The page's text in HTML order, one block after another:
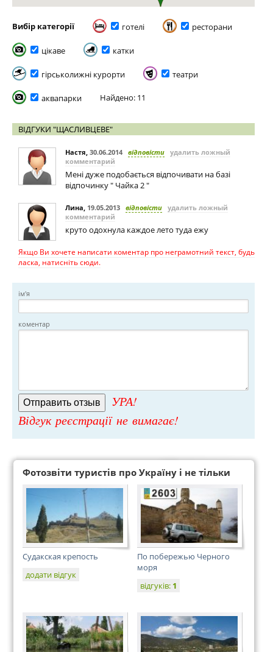
Вибір категорії готелі ресторани
цікаве катки
гірськолижні курорти театри
аквапарки Найдено: 11
ВІДГУКИ "ЩАСЛИВЦЕВЕ"
Настя, 30.06.2014 відповісти удалить ложный
комментарий
Мені дуже подобається відпочивати на базі
відпочинку " Чайка 2 "
Лина, 19.05.2013 відповісти удалить ложный
комментарий
круто одохнула каждое лето туда ежу
Якщо Ви хочете написати коментар про неграмотний текст, будь
ласка, натисніть сюди.
ім'я
коментар
УРА!
Відгук реєстрації не вимагає!
Фотозвіти туристів про Україну і не тільки
Судакская крепость
додати відгук
По побережью Черного
моря
відгуків: 1